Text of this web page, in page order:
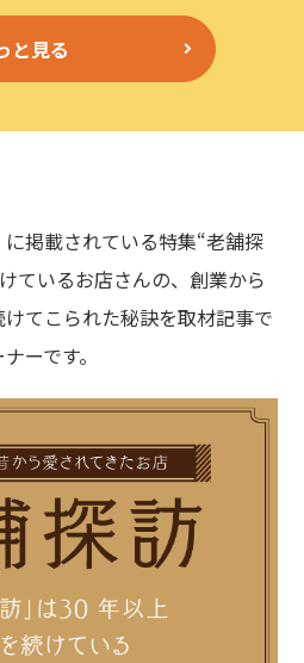
と見る
掲載されている特集“老舗探
ているお店さんの、創業から
てこられた秘訣を取材記事で
ーです。